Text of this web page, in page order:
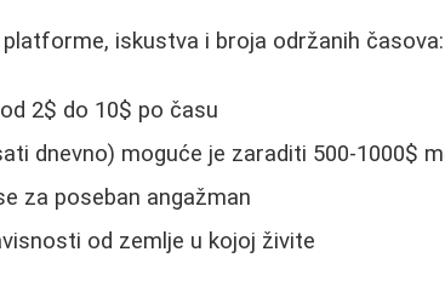
iskustva i broja održanih časova:
2$ do 10$ po času
dnevno) moguće je zaraditi 500-1000$
za poseban angažman
od zemlje u kojoj živite